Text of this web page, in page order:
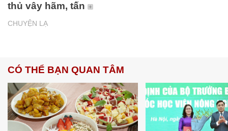
CHUYỆN LẠ
thủ vây hãm, tấn
CÓ THỂ BẠN QUAN TÂM